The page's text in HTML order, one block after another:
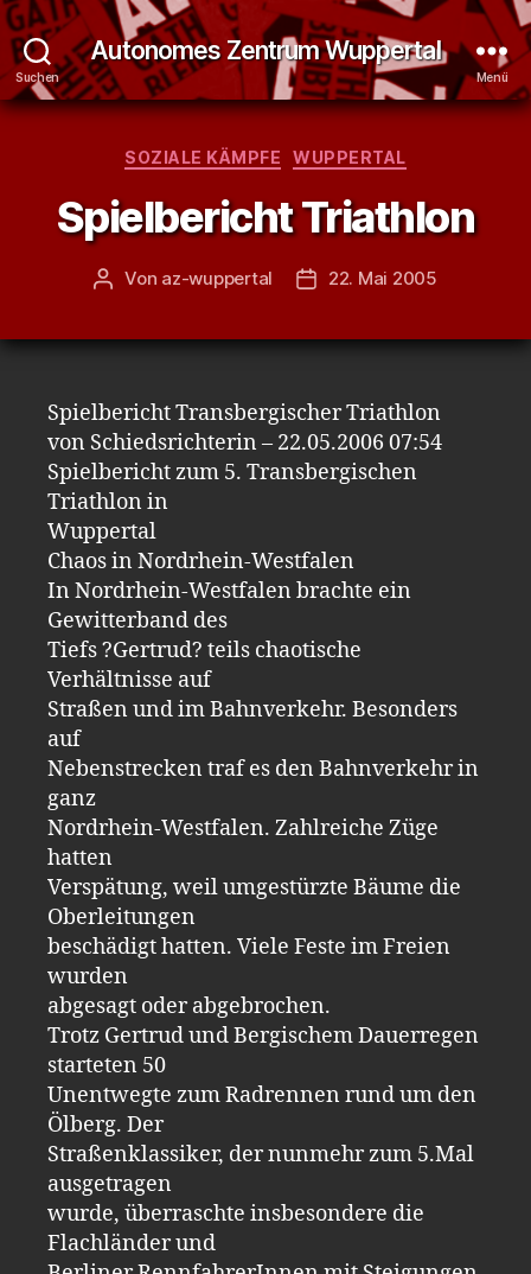
Suchen
Autonomes Zentrum Wuppertal
Menü
Kategorien
SOZIALE KÄMPFE WUPPERTAL
Spielbericht Triathlon
Beitragsautor
Von az-wuppertal Veröffentlichungsdatum
22. Mai 2005
Spielbericht Transbergischer Triathlon
von Schiedsrichterin – 22.05.2006 07:54
Spielbericht zum 5. Transbergischen
Triathlon in
Wuppertal
Chaos in Nordrhein-Westfalen
In Nordrhein-Westfalen brachte ein
Gewitterband des
Tiefs ?Gertrud? teils chaotische
Verhältnisse auf
Straßen und im Bahnverkehr. Besonders
auf
Nebenstrecken traf es den Bahnverkehr in
ganz
Nordrhein-Westfalen. Zahlreiche Züge
hatten
Verspätung, weil umgestürzte Bäume die
Oberleitungen
beschädigt hatten. Viele Feste im Freien
wurden
abgesagt oder abgebrochen.
Trotz Gertrud und Bergischem Dauerregen
starteten 50
Unentwegte zum Radrennen rund um den
Ölberg. Der
Straßenklassiker, der nunmehr zum 5.Mal
ausgetragen
wurde, überraschte insbesondere die
Flachländer und